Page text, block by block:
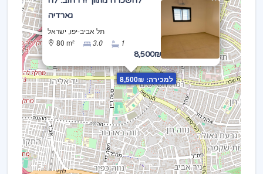
למכירה: 8,500₪
גארדיה
תל אביב-יפו, ישראל
80 m²
3.0 1
8,500₪